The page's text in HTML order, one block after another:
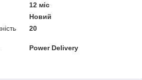
12 міс
Новий
20
Power Delivery